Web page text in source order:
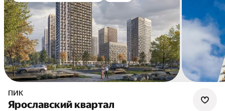
ПИК
Ярославский квартал